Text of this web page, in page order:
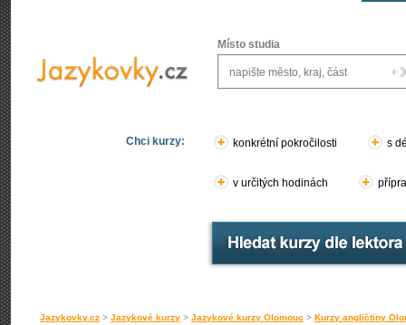
Místo studia
Chci kurzy: konkrétní pokročilosti s
v určitých hodinách
Jazykovky.cz > Jazykové kurzy > Jazykové kurzy Olomouc > Kurzy angličtiny